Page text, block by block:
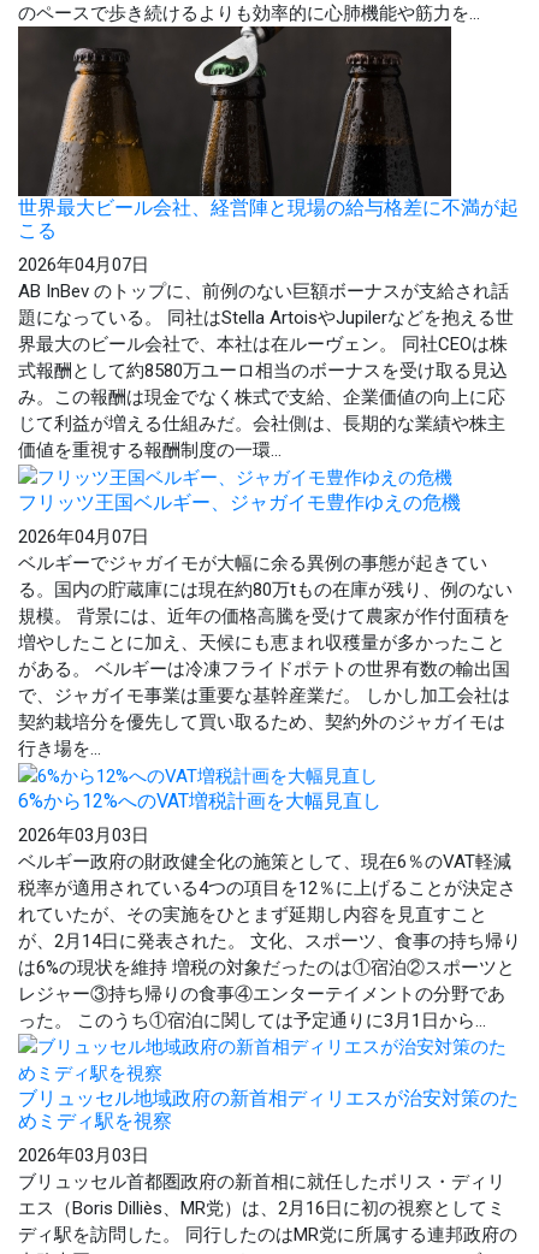
のペースで歩き続けるよりも効率的に心肺機能や筋力を...
世界最大ビール会社、経営陣と現場の給与格差に不満が起
こる
2026年04月07日
AB InBev のトップに、前例のない巨額ボーナスが支給され話
題になっている。 同社はStella ArtoisやJupilerなどを抱える世
界最大のビール会社で、本社は在ルーヴェン。 同社CEOは株
式報酬として約8580万ユーロ相当のボーナスを受け取る見込
み。この報酬は現金でなく株式で支給、企業価値の向上に応
じて利益が増える仕組みだ。会社側は、長期的な業績や株主
価値を重視する報酬制度の一環...
フリッツ王国ベルギー、ジャガイモ豊作ゆえの危機
2026年04月07日
ベルギーでジャガイモが大幅に余る異例の事態が起きてい
る。国内の貯蔵庫には現在約80万tもの在庫が残り、例のない
規模。 背景には、近年の価格高騰を受けて農家が作付面積を
増やしたことに加え、天候にも恵まれ収穫量が多かったこと
がある。 ベルギーは冷凍フライドポテトの世界有数の輸出国
で、ジャガイモ事業は重要な基幹産業だ。 しかし加工会社は
契約栽培分を優先して買い取るため、契約外のジャガイモは
行き場を...
6%から12%へのVAT増税計画を大幅見直し
2026年03月03日
ベルギー政府の財政健全化の施策として、現在6％のVAT軽減
税率が適用されている4つの項目を12％に上げることが決定さ
れていたが、その実施をひとまず延期し内容を見直すこと
が、2月14日に発表された。 文化、スポーツ、食事の持ち帰り
は6%の現状を維持 増税の対象だったのは①宿泊②スポーツと
レジャー③持ち帰りの食事④エンターテイメントの分野であ
った。 このうち①宿泊に関しては予定通りに3月1日から...
ブリュッセル地域政府の新首相ディリエスが治安対策のた
めミディ駅を視察
2026年03月03日
ブリュッセル首都圏政府の新首相に就任したボリス・ディリ
エス（Boris Dilliès、MR党）は、2月16日に初の視察としてミ
ディ駅を訪問した。 同行したのはMR党に所属する連邦政府の